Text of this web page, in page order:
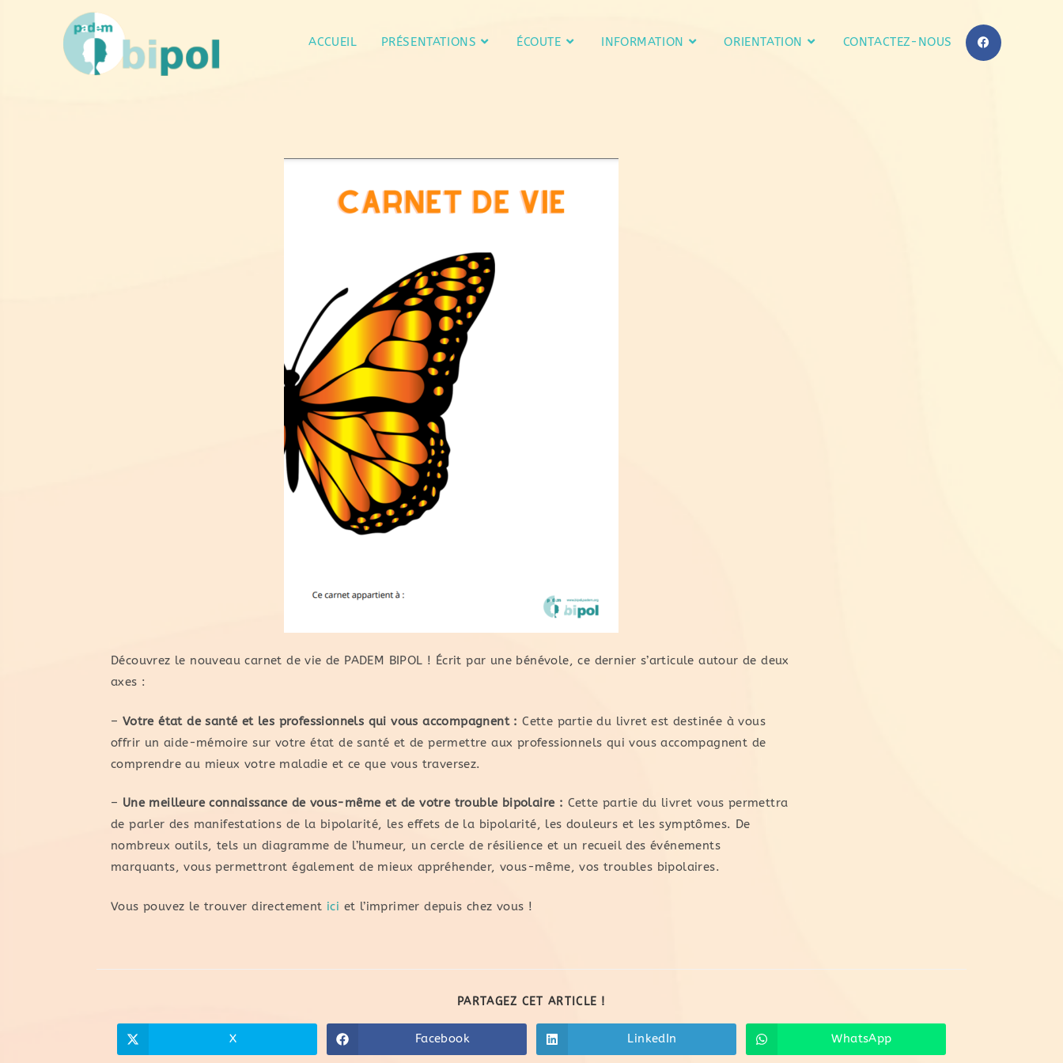
ACCUEIL PRÉSENTATIONS ÉCOUTE INFORMATION ORIENTATION CONTACTEZ-NOUS
Découvrez le nouveau carnet de vie de PADEM BIPOL ! Écrit par une bénévole, ce dernier s’articule autour de deux
axes :
– Votre état de santé et les professionnels qui vous accompagnent : Cette partie du livret est destinée à vous
offrir un aide-mémoire sur votre état de santé et de permettre aux professionnels qui vous accompagnent de
comprendre au mieux votre maladie et ce que vous traversez.
– Une meilleure connaissance de vous-même et de votre trouble bipolaire : Cette partie du livret vous permettra
de parler des manifestations de la bipolarité, les effets de la bipolarité, les douleurs et les symptômes. De
nombreux outils, tels un diagramme de l’humeur, un cercle de résilience et un recueil des événements
marquants, vous permettront également de mieux appréhender, vous-même, vos troubles bipolaires.
Vous pouvez le trouver directement ici et l’imprimer depuis chez vous !
PARTAGEZ CET ARTICLE !
X Facebook LinkedIn WhatsApp